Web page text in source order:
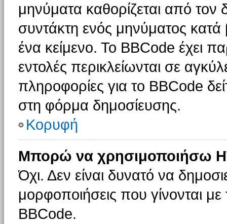
μηνύματα καθορίζεται από τον
συντάκτη ενός μηνύματος
ένα κείμενο. Το BBCode έχει
εντολές περικλείωνται σε
πληροφορίες για το BBCode
στη φόρμα δημοσίευσης.
Κορυφή
Μπορώ να χρησιμοποιήσω
Όχι. Δεν είναι δυνατό να
μορφοποιήσεις που γίνονται
BBCode.